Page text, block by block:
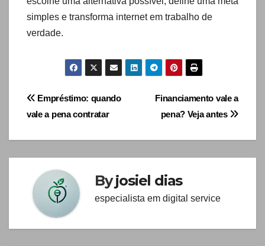
simples e transforma internet em trabalho de
verdade.
Navegação
Financiamento vale a
pena? Veja antes
Empréstimo: quando
vale a pena contratar
Byjosiel dias
especialista em digital service